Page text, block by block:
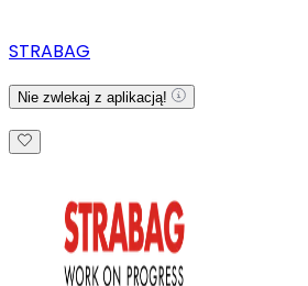
STRABAG
Nie zwlekaj z aplikacją!